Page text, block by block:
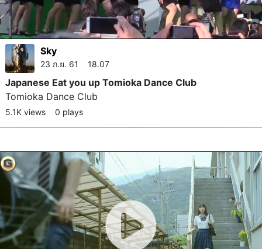
Sky
23 ก.ย. 61 18.07
Japanese Eat you up Tomioka Dance Club
Tomioka Dance Club
5.1K views 0 plays